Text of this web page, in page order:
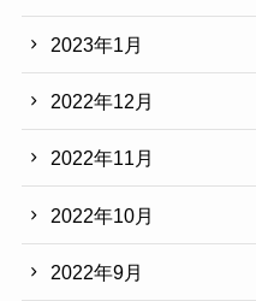
2023年1月
2022年12月
2022年11月
2022年10月
2022年9月